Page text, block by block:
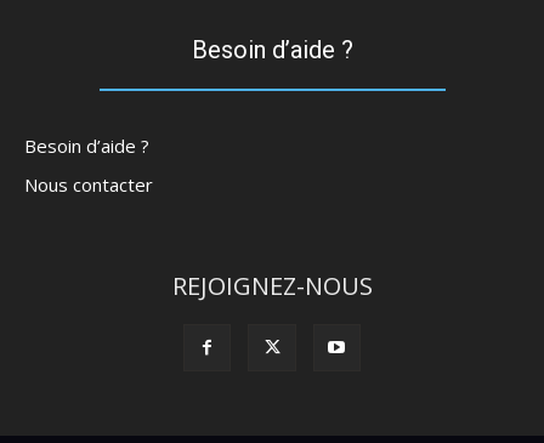
Besoin d’aide ?
Besoin d’aide ?
Nous contacter
REJOIGNEZ-NOUS